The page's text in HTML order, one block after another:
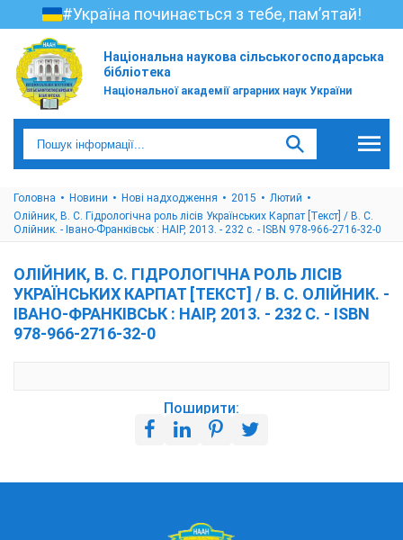
#Україна починається з тебе, пам’ятай!
Національна наукова сільськогосподарська
бібліотека
Національної академії аграрних наук України
Головна Новини Нові надходження 2015
Лютий
Олійник, В. С. Гідрологічна роль лісів Українських Карпат [Текст] / В. С.
Олійник. - Івано-Франківськ : НАІР, 2013. - 232 с. - ISBN 978-966-2716-32-0
ОЛІЙНИК, В. С. ГІДРОЛОГІЧНА РОЛЬ ЛІСІВ
УКРАЇНСЬКИХ КАРПАТ [ТЕКСТ] / В. С. ОЛІЙНИК. -
ІВАНО-ФРАНКІВСЬК : НАІР, 2013. - 232 С. - ISBN
978-966-2716-32-0
Поширити: